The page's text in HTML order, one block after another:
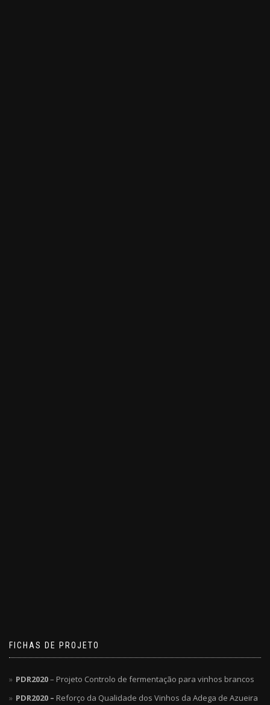
FICHAS DE PROJETO
PDR2020– Projeto Controlo de fermentação para vinhos brancos
PDR2020 – Reforço da Qualidade dos Vinhos da Adega de Azueira